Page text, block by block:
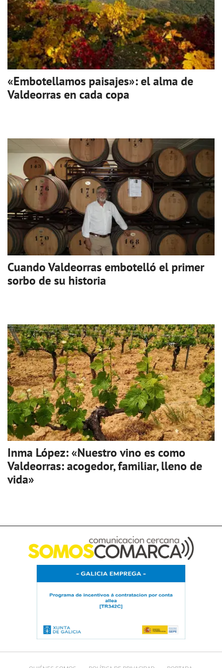
«Embotellamos paisajes»: el alma de
Valdeorras en cada copa
Cuando Valdeorras embotelló el primer
sorbo de su historia
Inma López: «Nuestro vino es como
Valdeorras: acogedor, familiar, lleno de
vida»